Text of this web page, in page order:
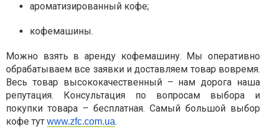
ароматизированный кофе;
кофемашины.
Можно взять в аренду кофемашину. Мы оперативно
обрабатываем все заявки и доставляем товар вовремя.
Весь товар высококачественный – нам дорога наша
репутация. Консультация по вопросам выбора и
покупки товара – бесплатная. Самый большой выбор
кофе тут www.zfc.com.ua.